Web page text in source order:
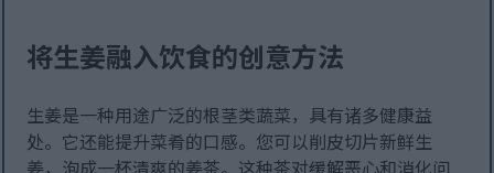
将生姜融入饮食的创意方法
生姜是一种用途广泛的根茎类蔬菜，具有诸多健康益
处。它还能提升菜肴的口感。您可以削皮切片新鲜生